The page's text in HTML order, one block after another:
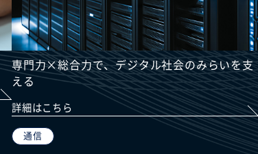
専門力×総合力で、デジタル社会のみらいを支
える
詳細はこちら
通信